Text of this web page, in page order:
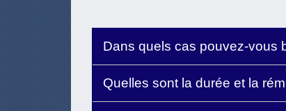
Dans quels cas pouvez-vous
Quelles sont la durée et la